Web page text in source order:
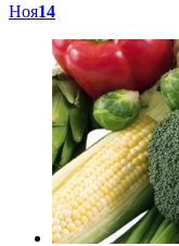
Ноя14